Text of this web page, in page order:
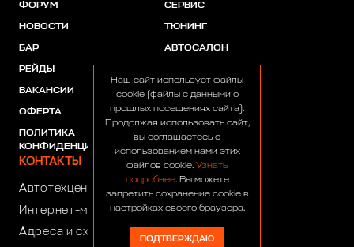
ФОРУМ
НОВОСТИ
БАР
РЕЙДЫ
ВАКАНСИИ
ОФЕРТА
ПОЛИТИКА
КОНФИДЕНЦИАЛЬНОСТИ
СЕРВИС
ТЮНИНГ
АВТОСАЛОН
ПАРТНЕРЫ
КОНТАКТЫ
Автотехцентр:
Интернет-магазин:+7 (916) 922-44-44
Адреса и схемы проезда
Наш сайт использует файлы
cookie (файлы с данными о
прошлых посещениях сайта).
Продолжая использовать сайт,
вы соглашаетесь с
использованием нами этих
файлов cookie. Узнать
подробнее. Вы можете
запретить сохранение cookie в
настройках своего браузера.
ПОДТВЕРЖДАЮ